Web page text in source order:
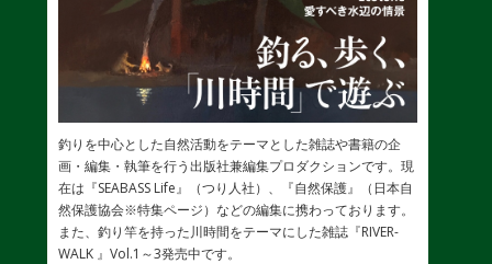
釣りを中心とした自然活動をテーマとした雑誌や書籍の企
画・編集・執筆を行う出版社兼編集プロダクションです。現
在は『SEABASS Life』（つり人社）、『自然保護』（日本自
然保護協会※特集ページ）などの編集に携わっております。
また、釣り竿を持った川時間をテーマにした雑誌『RIVER-
WALK 』Vol.1～3発売中です。